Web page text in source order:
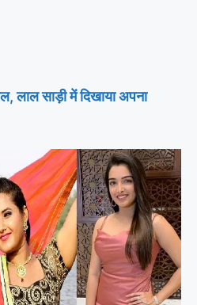
लाल साड़ी में दिखाया अपना